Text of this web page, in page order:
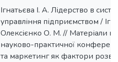
Ігнатьєва І. А. Лідерство в
управління підприємством /
Олексієнко О. М. // Матеріали
науково-практичної
та маркетинг як фактори